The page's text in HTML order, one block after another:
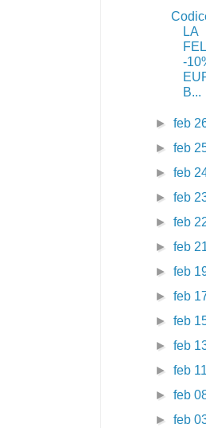
LA
-
B...
►feb
►feb
►feb
►feb
►feb
►feb
►feb
►feb
►feb
►feb
►feb 11
►feb
►feb